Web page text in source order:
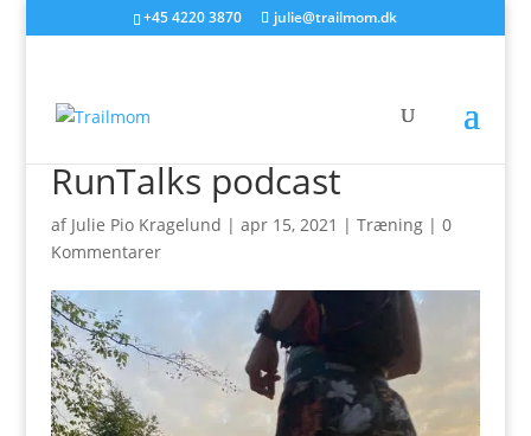
+45 4220 3870 julie@trailmom.dk
RunTalks podcast
af Julie Pio Kragelund | apr 15, 2021 | Træning| 0
Kommentarer